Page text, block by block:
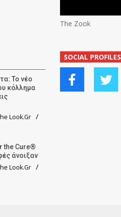
Το νέο
κόλλημα
Look.Gr
the Cure®
άνοιξαν
Look.Gr
The Zook
SOCIAL PROFILES